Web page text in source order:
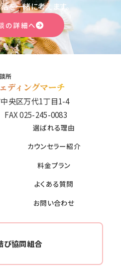
を一緒に考えます。
の詳細へ
央区万代1丁目1-4
025-245-0083
選ばれる理由
カウンセラー紹介
料金プラン
よくある質問
お問い合わせ
び協同組合